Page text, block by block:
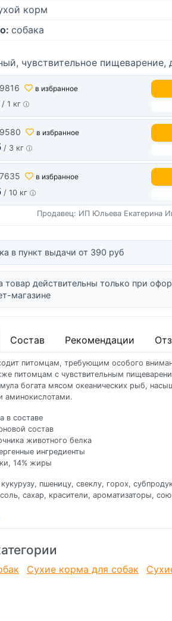
корм
собака
чувствительное
в избранное
/ 1 кг
в избранное
/ 3 кг
в избранное
/ 10 кг
Продавец: ИП Юльева Екатерина
в пункт выдачи от 390 руб
товар действительны только при
магазине
Состав Рекомендации
питомцам, требующим особого
питомцам с чувствительным
богата мясом океанических рыб,
аминокислотами.
в составе
состав
животного белка
ингредиенты
14% жиры
кукурузу, пшеницу, свеклу, горох,
сахар, красители, ароматизаторы,
натуральные гипоаллергенные
аллергические реакции и пищевую
ингредиентов обеспечивают
Сухие корма для собак